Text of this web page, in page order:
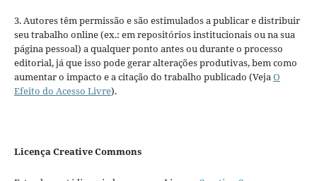
3. Autores têm permissão e são estimulados a publicar e distribuir
seu trabalho online (ex.: em repositórios institucionais ou na sua
página pessoal) a qualquer ponto antes ou durante o processo
editorial, já que isso pode gerar alterações produtivas, bem como
aumentar o impacto e a citação do trabalho publicado (VejaO
Efeito do Acesso Livre).
Licença Creative Commons